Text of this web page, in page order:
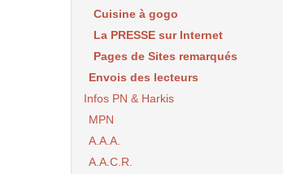
Cuisine à gogo
La PRESSE sur Internet
Pages de Sites remarqués
Envois des lecteurs
Infos PN & Harkis
MPN
A.A.A.
A.A.C.R.